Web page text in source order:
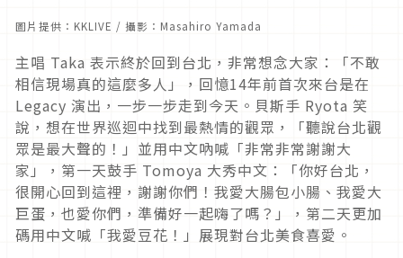
圖片提供： KKLIVE / 攝影：Masahiro Yamada
主唱 Taka 表示終於回到台北，非常想念大家：「不敢
相信現場真的這麼多人」，回憶14年前首次來台是在
Legacy 演出，一步一步走到今天。貝斯手 Ryota 笑
說，想在世界巡迴中找到最熱情的觀眾，「聽說台北觀
眾是最大聲的！」並用中文吶喊「非常非常謝謝大
家」，第一天鼓手 Tomoya 大秀中文：「你好台北，
很開心回到這裡，謝謝你們！我愛大腸包小腸、我愛大
巨蛋，也愛你們，準備好一起嗨了嗎？」，第二天更加
碼用中文喊「我愛豆花！」展現對台北美食喜愛。